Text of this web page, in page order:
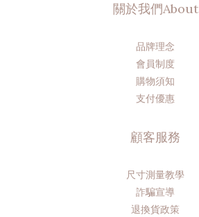
關於我們About
品牌理念
會員制度
購物須知
支付優惠
顧客服務
尺寸測量教學
詐騙宣導
退換貨政策